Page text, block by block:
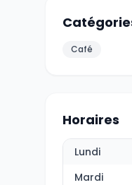
Café
Horaires
Lundi
Mardi